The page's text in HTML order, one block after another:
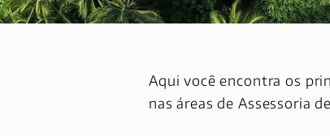
Aqui você encontra os
nas áreas de Assessoria